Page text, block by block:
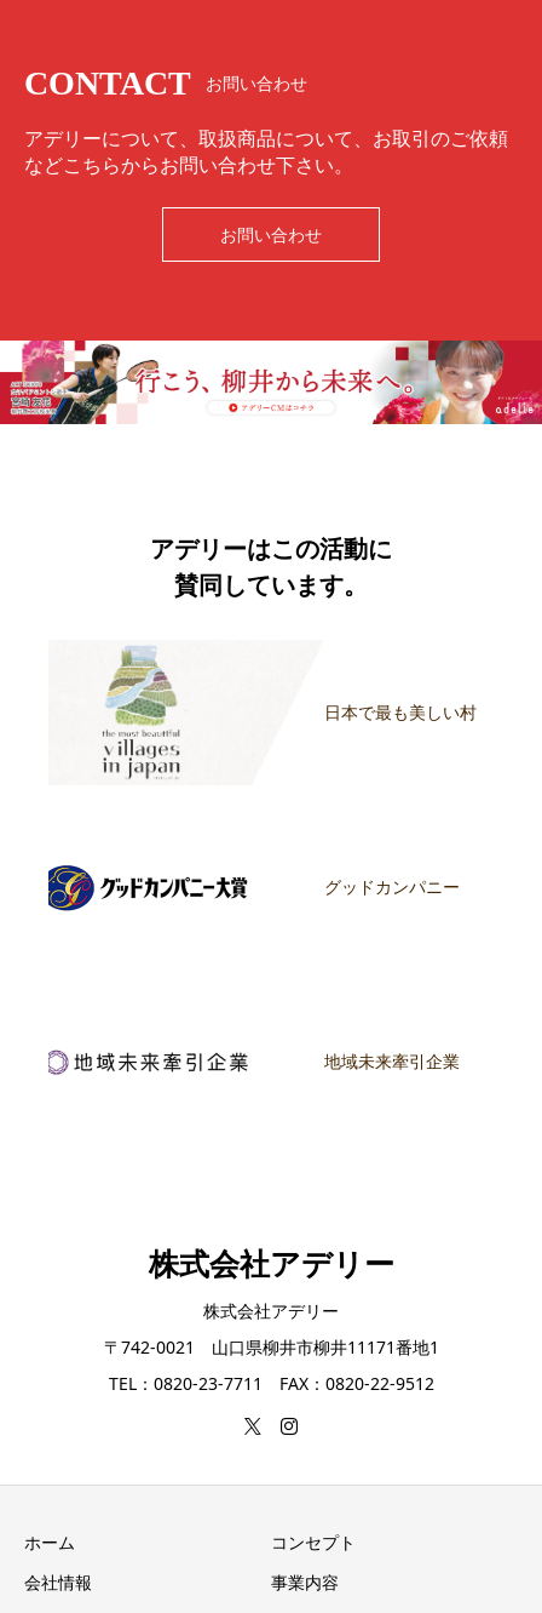
CONTACT お問い合わせ
アデリーについて、取扱商品について、お取引のご依頼
などこちらからお問い合わせ下さい。
お問い合わせ
アデリーはこの活動に
賛同しています。
日本で最も美しい村
グッドカンパニー
地域未来牽引企業
株式会社アデリー
株式会社アデリー
〒742-0021 山口県柳井市柳井11171番地1
TEL：0820-23-7711 FAX：0820-22-9512
ホーム
コンセプト
会社情報
事業内容